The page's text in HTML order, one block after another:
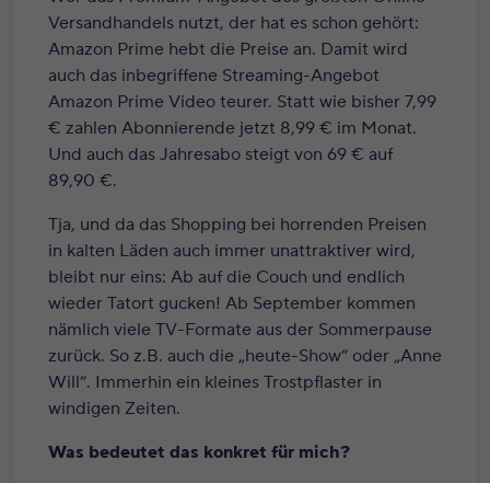
Versandhandels nutzt, der hat es schon gehört:
Amazon Prime hebt die Preise an. Damit wird
auch das inbegriffene Streaming-Angebot
Amazon Prime Video teurer. Statt wie bisher 7,99
€ zahlen Abonnierende jetzt 8,99 € im Monat.
Und auch das Jahresabo steigt von 69 € auf
89,90 €.
Tja, und da das Shopping bei horrenden Preisen
in kalten Läden auch immer unattraktiver wird,
bleibt nur eins: Ab auf die Couch und endlich
wieder Tatort gucken! Ab September kommen
nämlich viele TV-Formate aus der Sommerpause
zurück. So z.B. auch die „heute-Show“ oder „Anne
Will“. Immerhin ein kleines Trostpflaster in
windigen Zeiten.
Was bedeutet das konkret für mich?